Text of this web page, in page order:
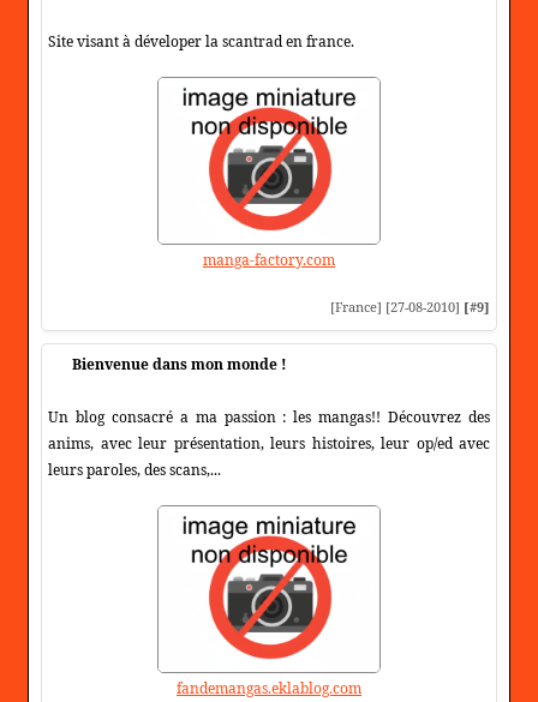
Site visant à déveloper la scantrad en france.
manga-factory.com
[France] [27-08-2010] [#9]
Bienvenue dans mon monde !
Un blog consacré a ma passion : les mangas!! Découvrez des
anims, avec leur présentation, leurs histoires, leur op/ed avec
leurs paroles, des scans,...
fandemangas.eklablog.com